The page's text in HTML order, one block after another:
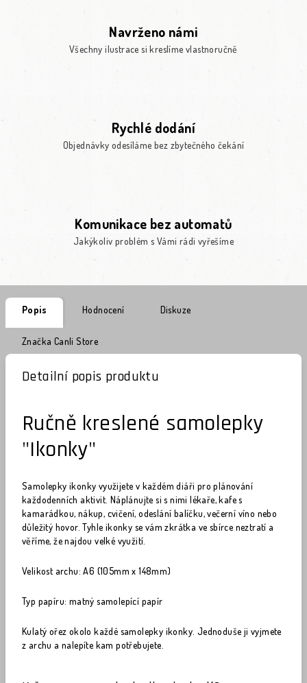
Navrženo námi
Všechny ilustrace si kreslíme vlastnoručně
Rychlé dodání
Objednávky odesíláme bez zbytečného čekání
Komunikace bez automatů
Jakýkoliv problém s Vámi rádi vyřešíme
Popis Hodnocení Diskuze
Značka Canli Store
Detailní popis produktu
Ručně kreslené samolepky
"Ikonky"
Samolepky ikonky využijete v každém diáři pro plánování
každodenních aktivit. Náplánujte si s nimi lékaře, kafe s
kamarádkou, nákup, cvičení, odeslání balíčku, večerní víno nebo
důležitý hovor. Tyhle ikonky se vám zkrátka ve sbírce neztratí a
věříme, že najdou velké využití.
Velikost archu: A6 (105mm x 148mm)
Typ papíru: matný samolepící papír
Kulatý ořez okolo každé samolepky ikonky. Jednoduše ji vyjmete
z archu a nalepíte kam potřebujete.